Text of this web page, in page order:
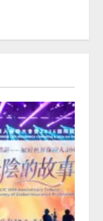
び新サービ
会を開催
機能を強化
きる機能を